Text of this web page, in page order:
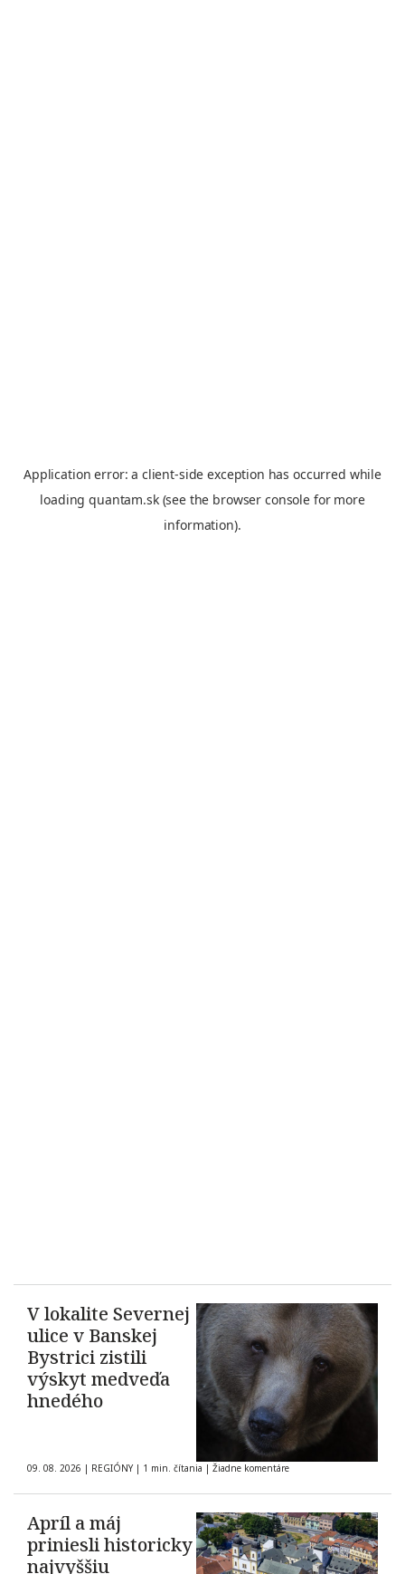
V lokalite Severnej
ulice v Banskej
Bystrici zistili
výskyt medveďa
hnedého
09. 08. 2026 | REGIÓNY | 1 min. čítania | Žiadne komentáre
Apríl a máj
priniesli historicky
najvyššiu